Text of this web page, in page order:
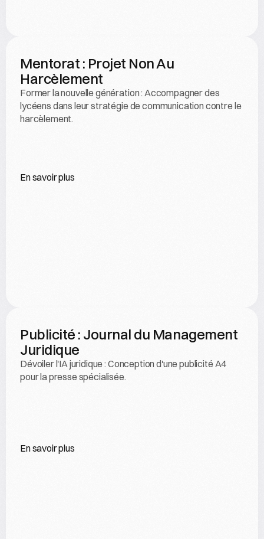
Mentorat : Projet Non Au
Harcèlement
Former la nouvelle génération : Accompagner des
lycéens dans leur stratégie de communication contre le
harcèlement.
En savoir plus
Publicité : Journal du Management
Juridique
Dévoiler l'IA juridique : Conception d'une publicité A4
pour la presse spécialisée.
En savoir plus